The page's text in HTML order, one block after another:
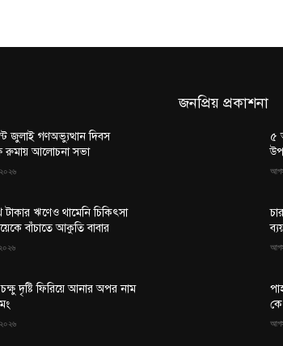
জুলাই গণঅভ্যুত্থান দিবস
রুমায় আলোচনা সভা
টাকার ঋণেও থামেনি চিকিৎসা
বাঁচাতে আকুতি বাবার
চক্ষু দৃষ্টি ফিরিয়ে আনার অপর নাম
জনপ্রিয় প্রকাশনা
৫